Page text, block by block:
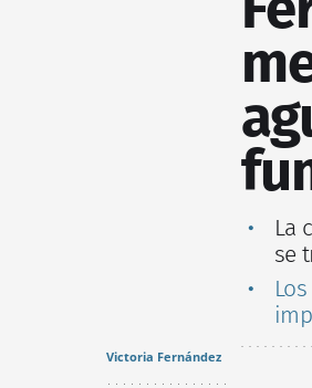
La
se
Victoria Fernández